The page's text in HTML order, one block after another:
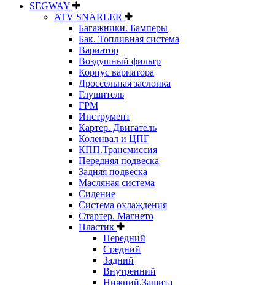
SEGWAY
ATV SNARLER
Багажники. Бамперы
Бак. Топливная система
Вариатор
Воздушный фильтр
Корпус вариатора
Дроссельная заслонка
Глушитель
ГРМ
Инструмент
Картер. Двигатель
Коленвал и ЦПГ
КПП.Трансмиссия
Передняя подвеска
Задняя подвеска
Масляная система
Сидение
Система охлаждения
Стартер. Магнето
Пластик
Передний
Средний
Задний
Внутренний
Нижний.Защита